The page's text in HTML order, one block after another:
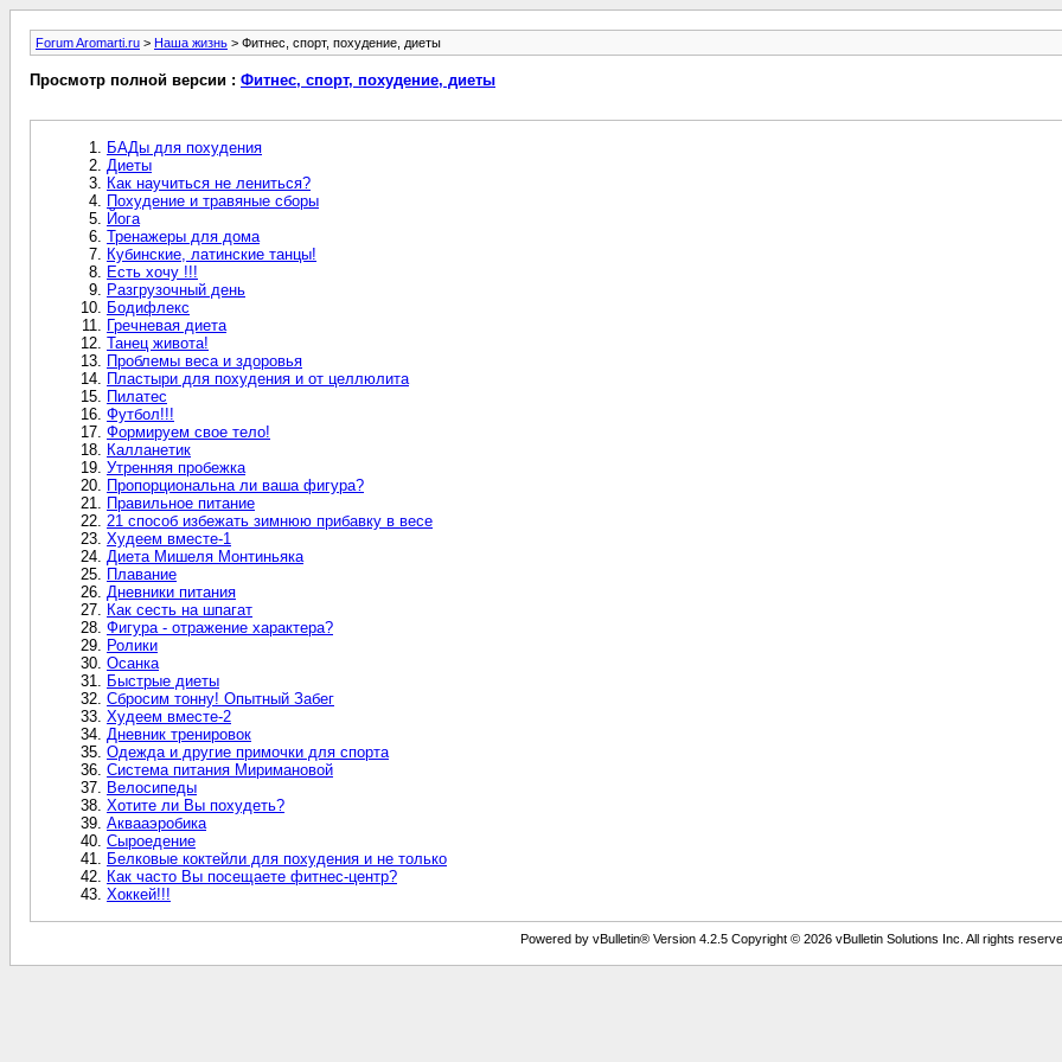
Forum Aromarti.ru > Наша жизнь > Фитнес, спорт, похудение, диеты
Просмотр полной версии : Фитнес, спорт, похудение, диеты
БАДы для похудения
Диеты
Как научиться не лениться?
Похудение и травяные сборы
Йога
Тренажеры для дома
Кубинские, латинские танцы!
Есть хочу !!!
Разгрузочный день
Бодифлекс
Гречневая диета
Танец живота!
Проблемы веса и здоровья
Пластыри для похудения и от целлюлита
Пилатес
Футбол!!!
Формируем свое тело!
Калланетик
Утренняя пробежка
Пропорциональна ли ваша фигура?
Правильное питание
21 способ избежать зимнюю прибавку в весе
Худеем вместе-1
Диета Мишеля Монтиньяка
Плавание
Дневники питания
Как сесть на шпагат
Фигура - отражение характера?
Ролики
Осанка
Быстрые диеты
Сбросим тонну! Опытный Забег
Худеем вместе-2
Дневник тренировок
Одежда и другие примочки для спорта
Система питания Миримановой
Велосипеды
Хотите ли Вы похудеть?
Аквааэробика
Сыроедение
Белковые коктейли для похудения и не только
Как часто Вы посещаете фитнес-центр?
Хоккей!!!
Powered by vBulletin® Version 4.2.5 Copyright © 2026 vBulletin Solutions Inc. All rights